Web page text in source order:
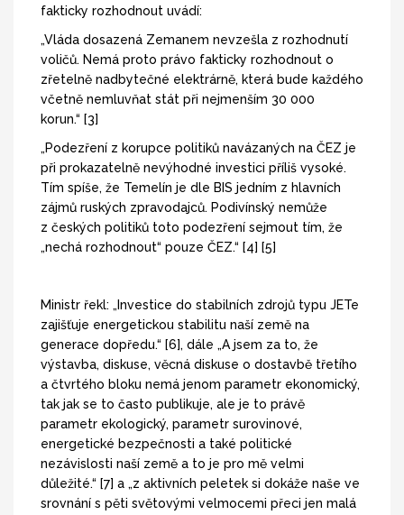
fakticky rozhodnout uvádí:
„Vláda dosazená Zemanem nevzešla z rozhodnutí
voličů. Nemá proto právo fakticky rozhodnout o
zřetelně nadbytečné elektrárně, která bude každého
včetně nemluvňat stát při nejmenším 30 000
korun.“ [3]
„Podezření z korupce politiků navázaných na ČEZ je
při prokazatelně nevýhodné investici příliš vysoké.
Tím spíše, že Temelín je dle BIS jedním z hlavních
zájmů ruských zpravodajců. Podivínský nemůže
z českých politiků toto podezření sejmout tím, že
„nechá rozhodnout“ pouze ČEZ.“ [4] [5]
Ministr řekl: „Investice do stabilních zdrojů typu JETe
zajišťuje energetickou stabilitu naší země na
generace dopředu.“ [6], dále „A jsem za to, že
výstavba, diskuse, věcná diskuse o dostavbě třetího
a čtvrtého bloku nemá jenom parametr ekonomický,
tak jak se to často publikuje, ale je to právě
parametr ekologický, parametr surovinové,
energetické bezpečnosti a také politické
nezávislosti naší země a to je pro mě velmi
důležité.“ [7] a „z aktivních peletek si dokáže naše ve
srovnání s pěti světovými velmocemi přeci jen malá